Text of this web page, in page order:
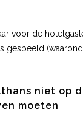
voor de
gespeeld
niet op
moeten